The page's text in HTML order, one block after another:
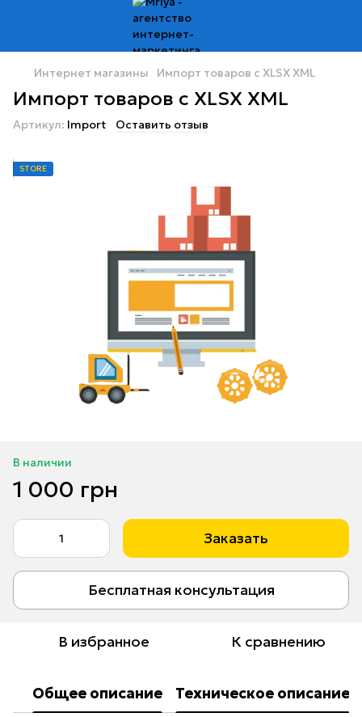
Интернет магазины Импорт товаров c XLSX XML
Импорт товаров c XLSX XML
Артикул: Import Оставить отзыв
STORE
В наличии
1 000 грн
Заказать
Бесплатная консультация
В избранное К сравнению
Общее описание Техническое описание